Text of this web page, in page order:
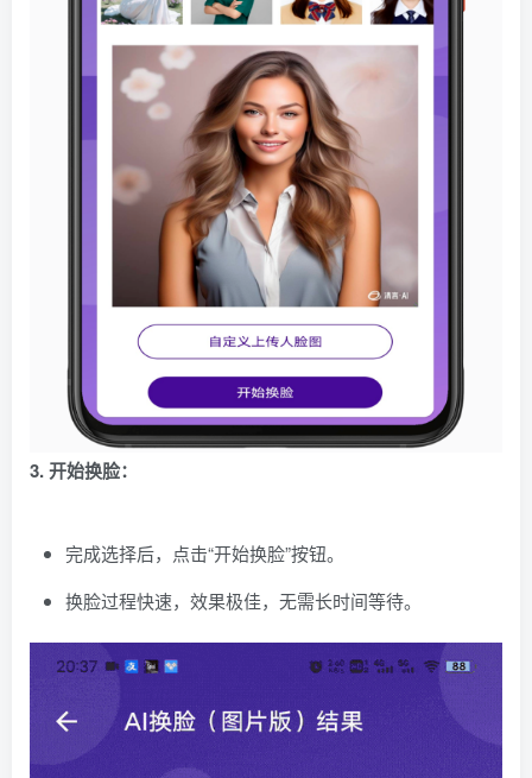
3. 开始换脸：
完成选择后，点击“开始换脸”按钮。
换脸过程快速，效果极佳，无需长时间等待。